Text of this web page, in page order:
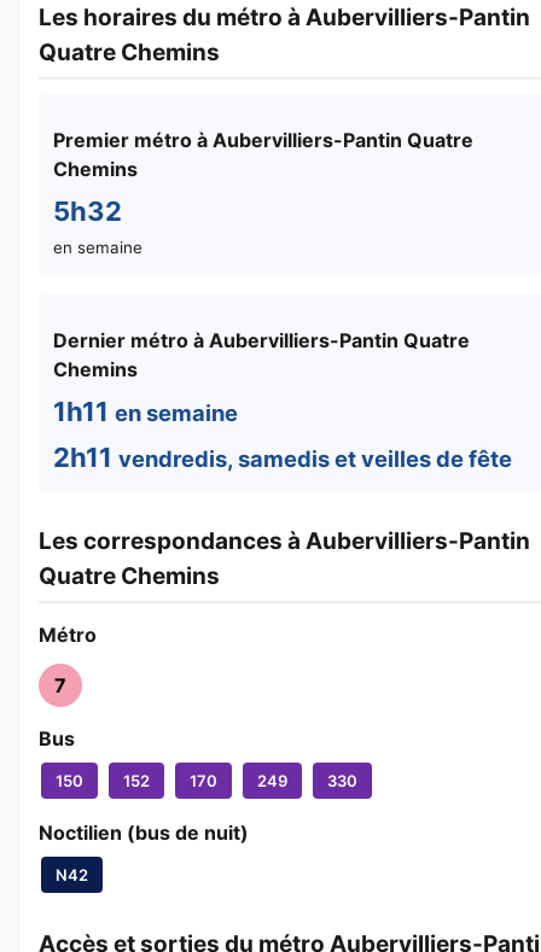
Les horaires du métro à Aubervilliers-Pantin
Quatre Chemins
Premier métro à Aubervilliers-Pantin Quatre
Chemins
5h32
en semaine
Dernier métro à Aubervilliers-Pantin Quatre
Chemins
1h11 en semaine
2h11 vendredis, samedis et veilles de fête
Les correspondances à Aubervilliers-Pantin
Quatre Chemins
Métro
7
Bus
150 152 170 249 330
Noctilien (bus de nuit)
N42
Accès et sorties du métro Aubervilliers-